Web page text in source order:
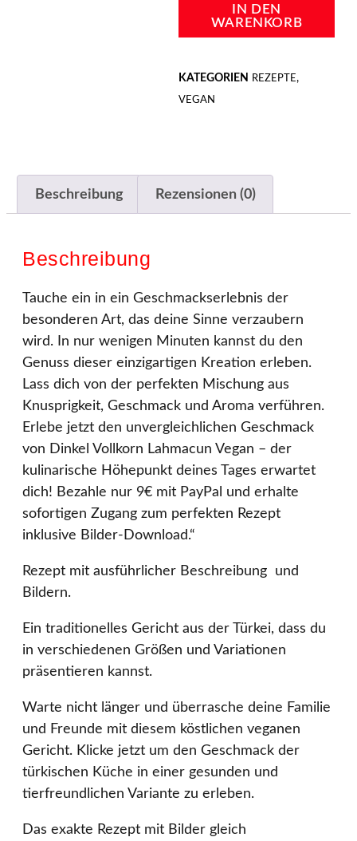
IN DEN
WARENKORB
KATEGORIEN REZEPTE,
VEGAN
Beschreibung Rezensionen (0)
Beschreibung
Tauche ein in ein Geschmackserlebnis der
besonderen Art, das deine Sinne verzaubern
wird. In nur wenigen Minuten kannst du den
Genuss dieser einzigartigen Kreation erleben.
Lass dich von der perfekten Mischung aus
Knusprigkeit, Geschmack und Aroma verführen.
Erlebe jetzt den unvergleichlichen Geschmack
von Dinkel Vollkorn Lahmacun Vegan – der
kulinarische Höhepunkt deines Tages erwartet
dich! Bezahle nur 9€ mit PayPal und erhalte
sofortigen Zugang zum perfekten Rezept
inklusive Bilder-Download.“
Rezept mit ausführlicher Beschreibung und
Bildern.
Ein traditionelles Gericht aus der Türkei, dass du
in verschiedenen Größen und Variationen
präsentieren kannst.
Warte nicht länger und überrasche deine Familie
und Freunde mit diesem köstlichen veganen
Gericht. Klicke jetzt um den Geschmack der
türkischen Küche in einer gesunden und
tierfreundlichen Variante zu erleben.
Das exakte Rezept mit Bilder gleich